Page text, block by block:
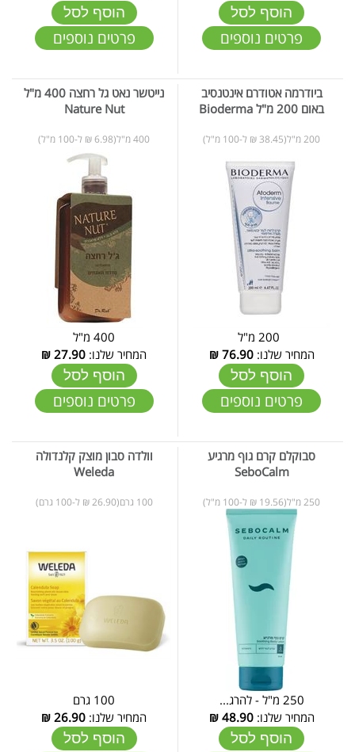
הוסף לסל
פרטים נוספים
הוסף לסל
פרטים נוספים
ביודרמה אטודרם אינטנסיב
באום 200 מ"ל Bioderma
200 מ"ל(38.45 ₪ ל-100 מ"ל)
המחיר שלנו:76.90
₪
הוסף לסל
פרטים נוספים
נייטשר נאט גל רחצה 400 מ"ל
Nature Nut
400 מ"ל(6.98 ₪ ל-100 מ"ל)
400 מ"ל
המחיר שלנו: 27.90
₪
הוסף לסל
פרטים נוספים
סבוקלם קרם גוף מרגיע
SeboCalm
250 מ"ל(19.56 ₪ ל-100 מ"ל)
250 מ"ל - להרג...
המחיר שלנו:48.90
₪
הוסף לסל
וולדה סבון מוצק קלנדולה
Weleda
100 גרם(26.90 ₪ ל-100 גרם)
100 גרם
המחיר שלנו: 26.90
₪
הוסף לסל